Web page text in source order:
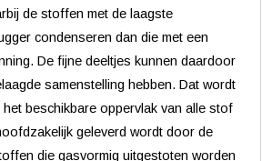
de stoffen met de laagste
condenseren dan die met een
De fijne deeltjes kunnen daardoor
samenstelling hebben. Dat wordt
beschikbare oppervlak van alle stof
geleverd wordt door de
die gasvormig uitgestoten worden